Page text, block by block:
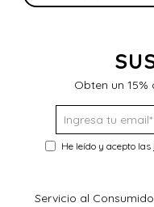
Obten un
He leído y acepto las
Servicio al